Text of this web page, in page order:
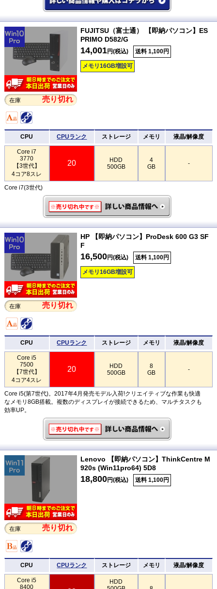
在庫 売り切れ
FUJITSU（富士通） 【即納パソコン】ES
PRIMO D582/G
14,001円(税込) 送料 1,100円
メモリ16GB増設可
CPU CPUランク ストレージ メモリ 液晶/解像度
Core i7
3770
【3世代】
4コア8スレ
20
HDD
500GB
4
GB
-
Core i7(3世代)
在庫 売り切れ
HP 【即納パソコン】ProDesk 600 G3 SF
F
16,500円(税込) 送料 1,100円
メモリ16GB増設可
CPU CPUランク ストレージ メモリ 液晶/解像度
Core i5
7500
【7世代】
4コア4スレ
20
HDD
500GB
8
GB
-
Core i5(第7世代)。2017年4月発売モデル入荷!クリエイティブな作業も快適
なメモリ8GB搭載。複数のディスプレイが接続できるため、マルチタスクも
効率UP。
在庫 売り切れ
Lenovo 【即納パソコン】ThinkCentre M
920s (Win11pro64) 5D8
18,800円(税込) 送料 1,100円
CPU CPUランク ストレージ メモリ 液晶/解像度
Core i5
8400
HDD